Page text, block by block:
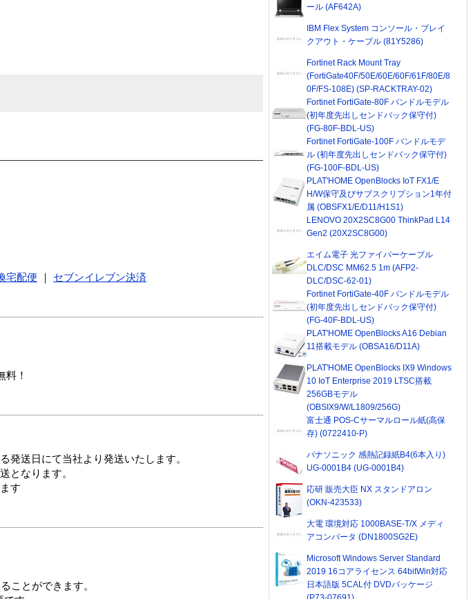
宅配便
セブンイレブン決済
料！
発送日にて当社より発送いたします。
となります。
す
ことができます。
ール (AF642A)
IBM Flex System コンソール・ブレイ
クアウト・ケーブル (81Y5286)
Fortinet Rack Mount Tray
(FortiGate40F/50E/60E/60F/61F/80E/8
0F/FS-108E) (SP-RACKTRAY-02)
Fortinet FortiGate-80F バンドルモデル
(初年度先出しセンドバック保守付)
(FG-80F-BDL-US)
Fortinet FortiGate-100F バンドルモデ
ル (初年度先出しセンドバック保守付)
(FG-100F-BDL-US)
PLAT'HOME OpenBlocks IoT FX1/E
H/W保守及びサブスクリプション1年付
属 (OBSFX1/E/D11/H1S1)
LENOVO 20X2SC8G00 ThinkPad L14
Gen2 (20X2SC8G00)
エイム電子 光ファイバーケーブル
DLC/DSC MM62.5 1m (AFP2-
DLC/DSC-62-01)
Fortinet FortiGate-40F バンドルモデル
(初年度先出しセンドバック保守付)
(FG-40F-BDL-US)
PLAT'HOME OpenBlocks A16 Debian
11搭載モデル (OBSA16/D11A)
PLAT'HOME OpenBlocks IX9 Windows
10 IoT Enterprise 2019 LTSC搭載
256GBモデル
(OBSIX9/W/L1809/256G)
富士通 POS-Cサーマルロール紙(高保
存) (0722410-P)
パナソニック 感熱記録紙B4(6本入り)
UG-0001B4 (UG-0001B4)
応研 販売大臣 NX スタンドアロン
(OKN-423533)
大電 環境対応 1000BASE-T/X メディ
アコンバータ (DN1800SG2E)
Microsoft Windows Server Standard
2019 16コアライセンス 64bitWin対応
日本語版 5CAL付 DVDパッケージ